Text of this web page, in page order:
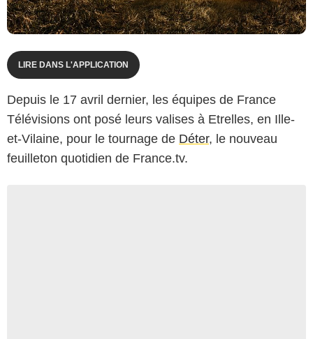
LIRE DANS L'APPLICATION
Depuis le 17 avril dernier, les équipes de France
Télévisions ont posé leurs valises à Etrelles, en Ille-
et-Vilaine, pour le tournage de Déter, le nouveau
feuilleton quotidien de France.tv.